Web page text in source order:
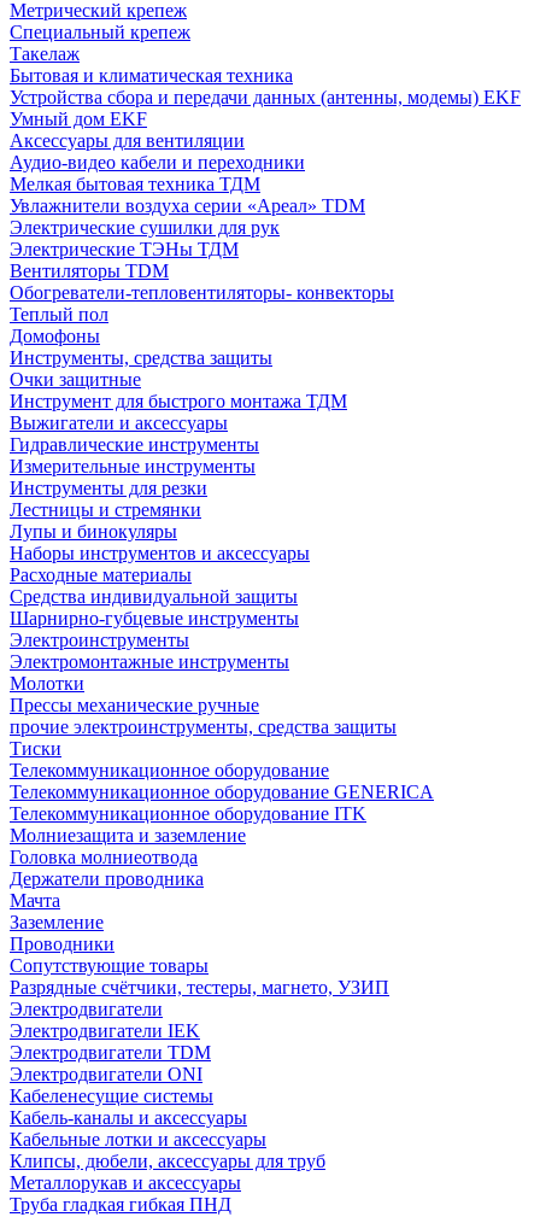
Метрический крепеж
Специальный крепеж
Такелаж
Бытовая и климатическая техника
Устройства сбора и передачи данных (антенны, модемы) EKF
Умный дом EKF
Аксессуары для вентиляции
Аудио-видео кабели и переходники
Мелкая бытовая техника ТДМ
Увлажнители воздуха серии «Ареал» TDM
Электрические сушилки для рук
Электрические ТЭНы ТДМ
Вентиляторы TDM
Обогреватели-тепловентиляторы- конвекторы
Теплый пол
Домофоны
Инструменты, средства защиты
Очки защитные
Инструмент для быстрого монтажа ТДМ
Выжигатели и аксессуары
Гидравлические инструменты
Измерительные инструменты
Инструменты для резки
Лестницы и стремянки
Лупы и бинокуляры
Наборы инструментов и аксессуары
Расходные материалы
Средства индивидуальной защиты
Шарнирно-губцевые инструменты
Электроинструменты
Электромонтажные инструменты
Молотки
Прессы механические ручные
прочие электроинструменты, средства защиты
Тиски
Телекоммуникационное оборудование
Телекоммуникационное оборудование GENERICA
Телекоммуникационное оборудование ITK
Молниезащита и заземление
Головка молниеотвода
Держатели проводника
Мачта
Заземление
Проводники
Сопутствующие товары
Разрядные счётчики, тестеры, магнето, УЗИП
Электродвигатели
Электродвигатели IEK
Электродвигатели TDM
Электродвигатели ONI
Кабеленесущие системы
Кабель-каналы и аксессуары
Кабельные лотки и аксессуары
Клипсы, дюбели, аксессуары для труб
Металлорукав и аксессуары
Труба гладкая гибкая ПНД